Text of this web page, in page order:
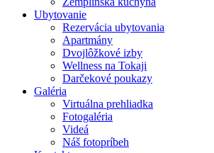
Ubytovanie
Rezervácia ubytovania
Apartmány
Dvojlôžkové izby
Wellness na Tokaji
Darčekové poukazy
Galéria
Virtuálna prehliadka
Fotogaléria
Videá
Náš fotopríbeh